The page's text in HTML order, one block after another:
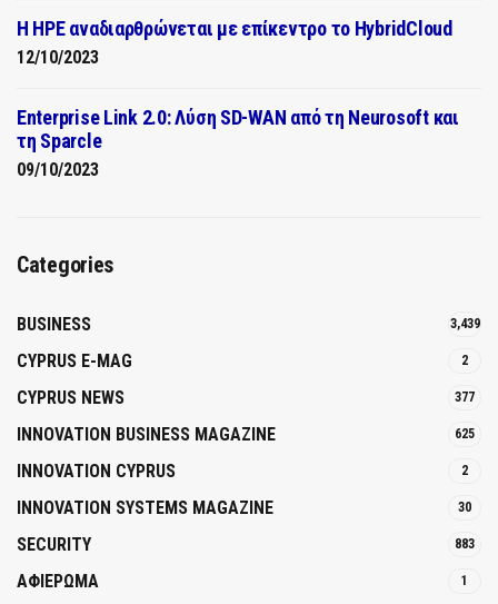
H HPE αναδιαρθρώνεται με επίκεντρο το HybridCloud
12/10/2023
Enterprise Link 2.0: Λύση SD-WAN από τη Neurosoft και
τη Sparcle
09/10/2023
Categories
BUSINESS 3,439
CYPRUS E-MAG 2
CYPRUS NEWS 377
INNOVATION BUSINESS MAGAZINE 625
INNOVATION CYPRUS 2
INNOVATION SYSTEMS MAGAZINE 30
SECURITY 883
ΑΦΙΕΡΩΜΑ 1